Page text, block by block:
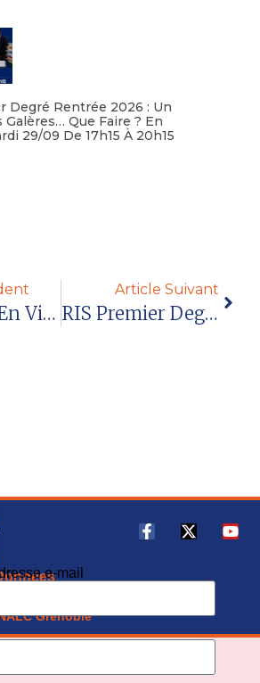
Degré Rentrée 2026 : Un
Galères… Que Faire ? En
29/09 De 17h15 À 20h15
AESH : RIS En Visio Lundi 18 Mai 2026
Article Suivant
RIS Premier Degré – Petit Guide De Survie Du PE Dans Le Jungle Administrative
Grenoble
e-mail